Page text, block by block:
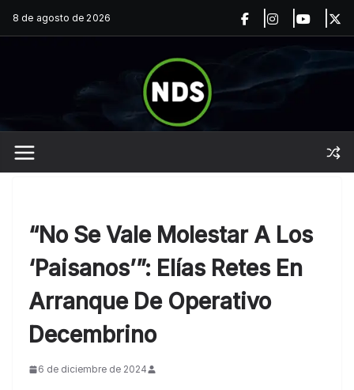
Saltar
al
8 de agosto de 2026
“No Se Vale Molestar A Los
‘paisanos’”: Elías Retes En
Arranque De Operativo
Decembrino
6 de diciembre de 2024